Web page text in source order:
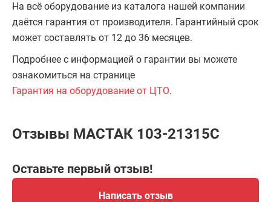
На всё оборудование из каталога нашей компании
даётся гарантия от производителя. Гарантийный срок
может составлять от 12 до 36 месяцев.
Подробнее с информацией о гарантии вы можете
ознакомиться на странице
Гарантия на оборудование от ЦТО.
Отзывы МАСТАК 103-21315C
Оставьте первый отзыв!
Написать отзыв